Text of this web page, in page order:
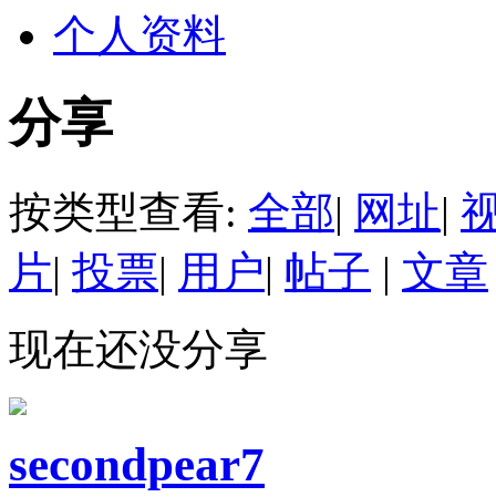
个人资料
分享
按类型查看: 全部| 网址|
片| 投票| 用户| 帖子 | 文章
现在还没分享
secondpear7